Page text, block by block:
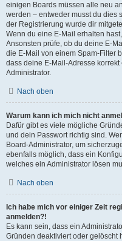
einigen Boards müssen alle neu
werden – entweder musst du dies
der Registrierung wurde dir
Wenn du eine E-Mail erhalten
Ansonsten prüfe, ob du deine E-
die E-Mail von einem Spam-Filter
dass deine E-Mail-Adresse
Administrator.
Nach oben
Warum kann ich mich nicht
Dafür gibt es viele mögliche
und dein Passwort richtig sind.
Board-Administrator, um
ebenfalls möglich, dass ein
welches ein Administrator lösen
Nach oben
Ich habe mich vor einiger Zeit
anmelden?!
Es kann sein, dass ein
Gründen deaktiviert oder gelöscht